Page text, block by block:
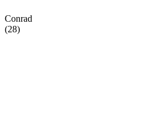
Conrad
(28)